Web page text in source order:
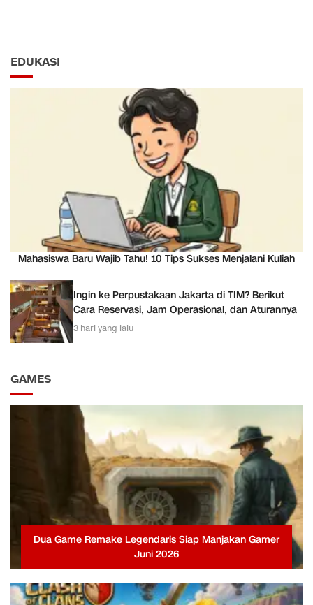
EDUKASI
Mahasiswa Baru Wajib Tahu! 10 Tips Sukses Menjalani Kuliah
Ingin ke Perpustakaan Jakarta di TIM? Berikut
Cara Reservasi, Jam Operasional, dan Aturannya
3 hari yang lalu
GAMES
Dua Game Remake Legendaris Siap Manjakan Gamer
Juni 2026